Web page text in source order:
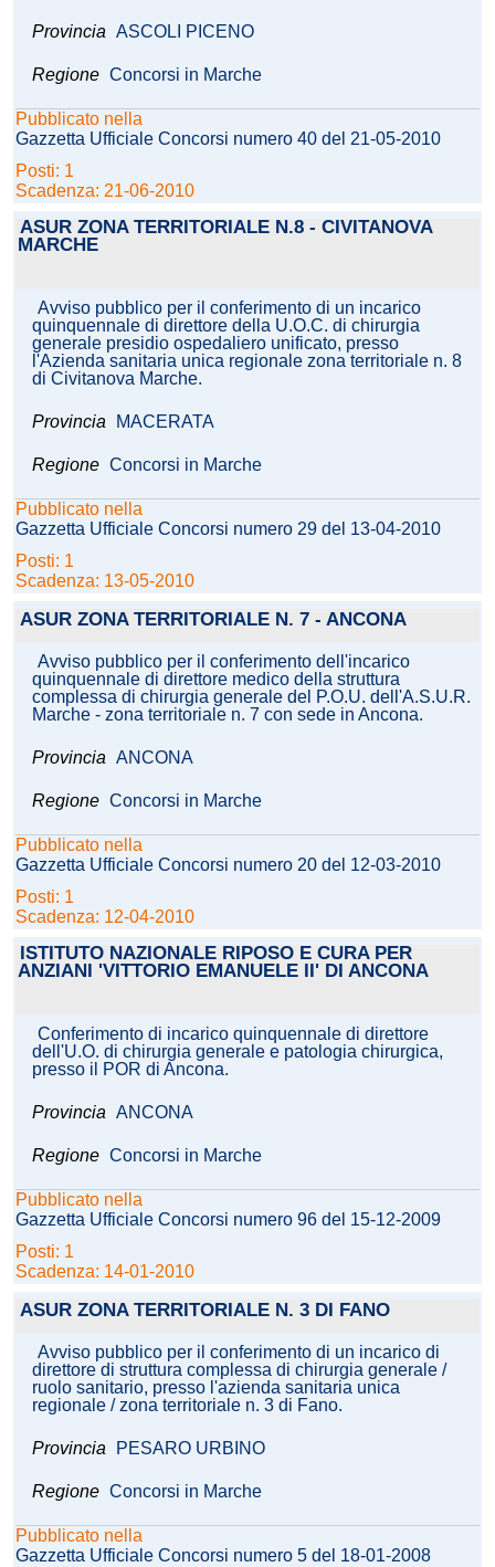
Provincia ASCOLI PICENO
Regione Concorsi in Marche
Pubblicato nella
Gazzetta Ufficiale Concorsi numero 40 del 21-05-2010
Posti: 1
Scadenza: 21-06-2010
ASUR ZONA TERRITORIALE N.8 - CIVITANOVA
MARCHE
Avviso pubblico per il conferimento di un incarico
quinquennale di direttore della U.O.C. di chirurgia
generale presidio ospedaliero unificato, presso
l'Azienda sanitaria unica regionale zona territoriale n. 8
di Civitanova Marche.
Provincia MACERATA
Regione Concorsi in Marche
Pubblicato nella
Gazzetta Ufficiale Concorsi numero 29 del 13-04-2010
Posti: 1
Scadenza: 13-05-2010
ASUR ZONA TERRITORIALE N. 7 - ANCONA
Avviso pubblico per il conferimento dell'incarico
quinquennale di direttore medico della struttura
complessa di chirurgia generale del P.O.U. dell'A.S.U.R.
Marche - zona territoriale n. 7 con sede in Ancona.
Provincia ANCONA
Regione Concorsi in Marche
Pubblicato nella
Gazzetta Ufficiale Concorsi numero 20 del 12-03-2010
Posti: 1
Scadenza: 12-04-2010
ISTITUTO NAZIONALE RIPOSO E CURA PER
ANZIANI 'VITTORIO EMANUELE II' DI ANCONA
Conferimento di incarico quinquennale di direttore
dell'U.O. di chirurgia generale e patologia chirurgica,
presso il POR di Ancona.
Provincia ANCONA
Regione Concorsi in Marche
Pubblicato nella
Gazzetta Ufficiale Concorsi numero 96 del 15-12-2009
Posti: 1
Scadenza: 14-01-2010
ASUR ZONA TERRITORIALE N. 3 DI FANO
Avviso pubblico per il conferimento di un incarico di
direttore di struttura complessa di chirurgia generale /
ruolo sanitario, presso l'azienda sanitaria unica
regionale / zona territoriale n. 3 di Fano.
Provincia PESARO URBINO
Regione Concorsi in Marche
Pubblicato nella
Gazzetta Ufficiale Concorsi numero 5 del 18-01-2008